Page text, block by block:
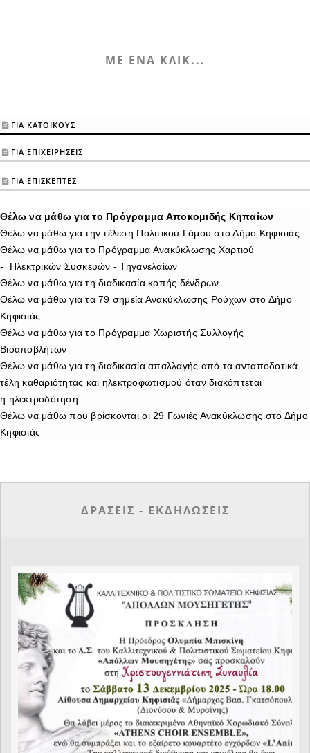
ΜΕ ΕΝΑ ΚΛΙΚ...
ΓΙΑ ΚΑΤΟΙΚΟΥΣ
ΓΙΑ ΕΠΙΧΕΙΡΗΣΕΙΣ
ΓΙΑ ΕΠΙΣΚΕΠΤΕΣ
Θέλω να μάθω για το Πρόγραμμα Αποκομιδής Κηπαίων
Θέλω να μάθω για την τέλεση Πολιτικού Γάμου στο Δήμο Κηφισιάς
Θέλω να μάθω για το Πρόγραμμα Ανακύκλωσης Χαρτιού
- Ηλεκτρικών Συσκευών - Τηγανελαίων
Θέλω να μάθω για τη διαδικασία κοπής δένδρων
Θέλω να μάθω για τα 79 σημεία Ανακύκλωσης Ρούχων στο Δήμο
Κηφισιάς
Θέλω να μάθω για το Πρόγραμμα Χωριστής Συλλογής
Βιοαποβλήτων
Θέλω να μάθω για τη διαδικασία απαλλαγής από τα ανταποδοτικά
τέλη καθαριότητας και ηλεκτροφωτισμού όταν διακόπτεται
η ηλεκτροδότηση.
Θέλω να μάθω που βρίσκονται οι 29 Γωνιές Ανακύκλωσης στο Δήμο
Κηφισιάς
ΔΡΑΣΕΙΣ - ΕΚΔΗΛΩΣΕΙΣ